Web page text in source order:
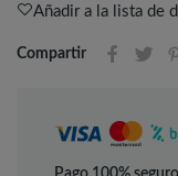
Añadir a la lista de
Compartir